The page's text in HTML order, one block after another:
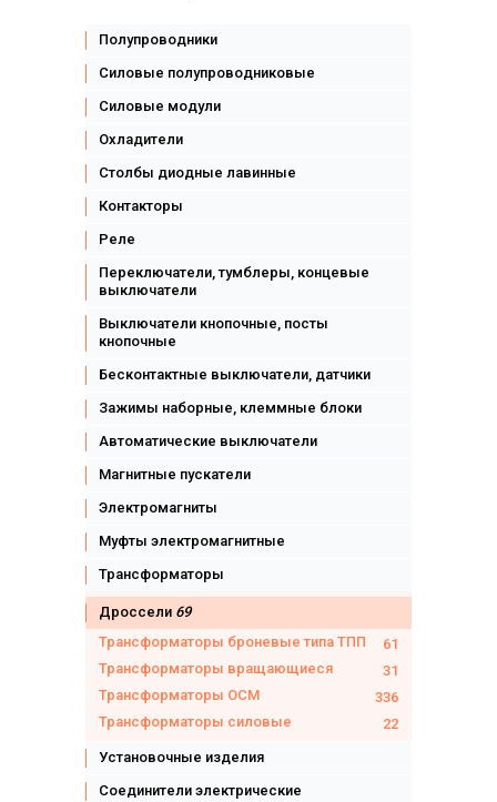
Полупроводники
Силовые полупроводниковые
Силовые модули
Охладители
Столбы диодные лавинные
Контакторы
Реле
Переключатели, тумблеры, концевые
выключатели
Выключатели кнопочные, посты
кнопочные
Бесконтактные выключатели, датчики
Зажимы наборные, клеммные блоки
Автоматические выключатели
Магнитные пускатели
Электромагниты
Муфты электромагнитные
Трансформаторы
Дроссели 69
Трансформаторы броневые типа ТПП
61
Трансформаторы вращающиеся
31
Трансформаторы ОСМ
336
Трансформаторы силовые
22
Установочные изделия
Соединители электрические